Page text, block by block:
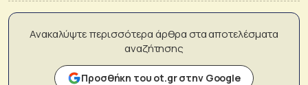
Ανακαλύψτε περισσότερα άρθρα στα αποτελέσματα
αναζήτησης
Προσθήκη του ot.gr στην Google